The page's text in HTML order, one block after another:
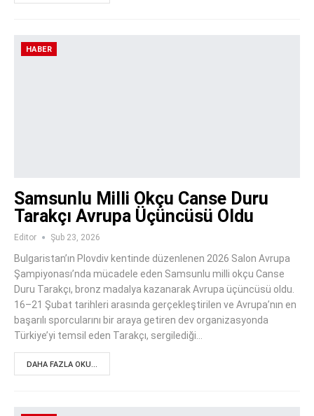
HABER
Samsunlu Milli Okçu Canse Duru
Tarakçı Avrupa Üçüncüsü Oldu
Editor Şub 23, 2026
Bulgaristan’ın Plovdiv kentinde düzenlenen 2026 Salon Avrupa
Şampiyonası’nda mücadele eden Samsunlu milli okçu Canse
Duru Tarakçı, bronz madalya kazanarak Avrupa üçüncüsü oldu.
16–21 Şubat tarihleri arasında gerçekleştirilen ve Avrupa’nın en
başarılı sporcularını bir araya getiren dev organizasyonda
Türkiye’yi temsil eden Tarakçı, sergilediği…
DAHA FAZLA OKU...